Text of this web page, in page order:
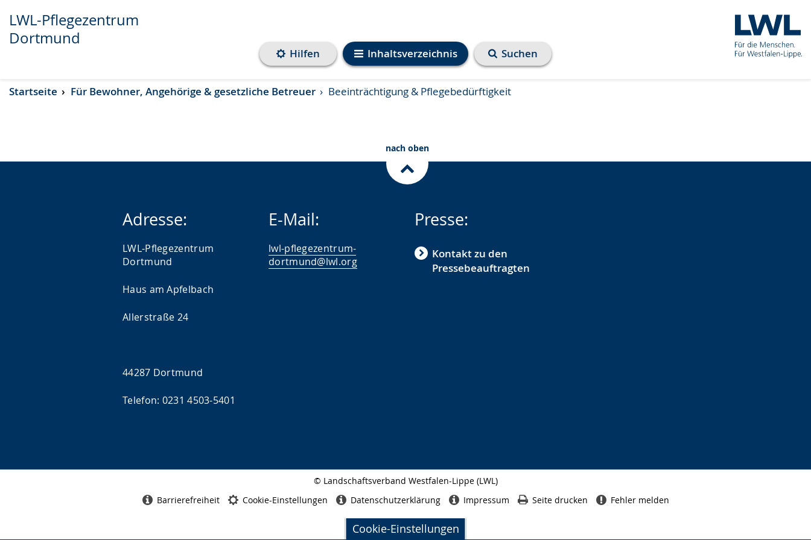
Transkript anzeigen
Abspielen
Pausieren
LWL-Pflegezentrum
Dortmund
Inhaltsverzeichnis
Hilfen Suchen
Cookie-Einstellungen
Startseite Für Bewohner, Angehörige & gesetzliche Betreuer Beeinträchtigung & Pflegebedürftigkeit
nach oben
Adresse:
LWL-Pflegezentrum
Dortmund
Haus am Apfelbach
Allerstraße 24
44287 Dortmund
Telefon: 0231 4503-5401
E-Mail:
lwl-pflegezentrum-
dortmund@lwl.org
Presse:
Kontakt zu den
Pressebeauftragten
© Landschaftsverband Westfalen-Lippe (LWL)
Barrierefreiheit Cookie-Einstellungen Datenschutzerklärung Impressum Seite drucken Fehler melden